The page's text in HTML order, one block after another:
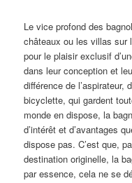
Le vice profond des
châteaux ou les villas sur
pour le plaisir exclusif
dans leur conception et
différence de l’aspirateur,
bicyclette, qui gardent
monde en dispose, la
d’intérêt et d’avantages
dispose pas. C’est que,
destination originelle, la
par essence, cela ne se